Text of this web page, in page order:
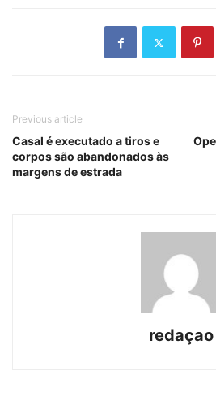
Previous article
Casal é executado a tiros e
corpos são abandonados às
margens de estrada
redaçao